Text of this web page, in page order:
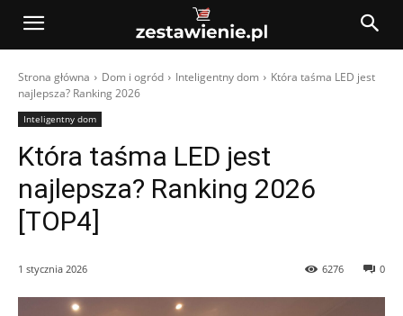
Strona główna Dom i ogród Inteligentny dom
Która taśma LED jest
najlepsza? Ranking 2026
Inteligentny dom
Która taśma LED jest
najlepsza? Ranking 2026
[TOP4]
1 stycznia 2026 0
6276